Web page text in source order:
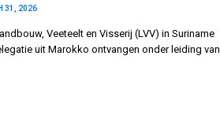
31, 2026
Veeteelt en Visserij (LVV) in Suriname
uit Marokko ontvangen onder leiding van